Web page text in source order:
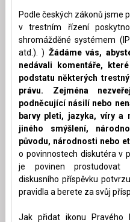
Podle českých zákonů jsme
v trestním řízení
shromážděné systémem
atd.). ) Žádáme vás,
nedávali komentáře,
podstatu některých
právu. Zejména
podněcující násilí nebo
barvy pleti, jazyka, víry a
jiného smýšlení,
původu, národnosti nebo
o povinnostech diskutéra v
je povinen prostudovat
diskusního příspěvku
pravidla a berete za svůj
Jak přidat ikonu Pravého